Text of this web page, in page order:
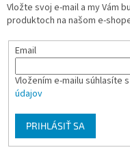
Vložte svoj e-mail a my Vám
produktoch na našom e-
Email
Vložením e-mailu súhlasíte s
údajov
PRIHLÁSIŤ SA